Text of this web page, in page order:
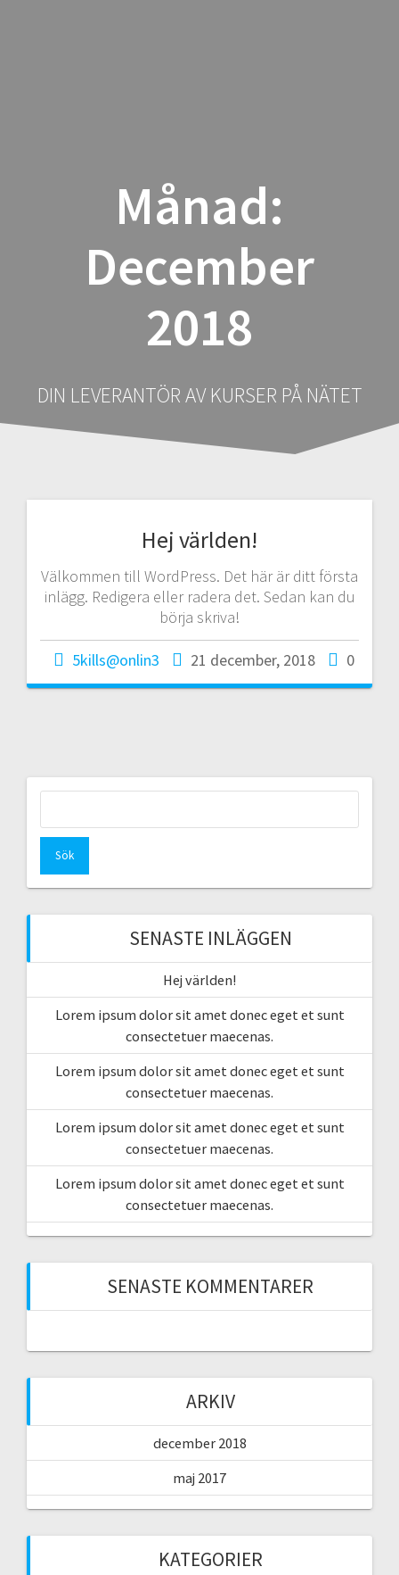
Månad:
December
2018
DIN LEVERANTÖR AV KURSER PÅ NÄTET
Hej världen!
Välkommen till WordPress. Det här är ditt första
inlägg. Redigera eller radera det. Sedan kan du
börja skriva!
5kills@onlin3 21 december, 2018 0
SENASTE INLÄGGEN
Hej världen!
Lorem ipsum dolor sit amet donec eget et sunt
consectetuer maecenas.
Lorem ipsum dolor sit amet donec eget et sunt
consectetuer maecenas.
Lorem ipsum dolor sit amet donec eget et sunt
consectetuer maecenas.
Lorem ipsum dolor sit amet donec eget et sunt
consectetuer maecenas.
SENASTE KOMMENTARER
ARKIV
december 2018
maj 2017
KATEGORIER